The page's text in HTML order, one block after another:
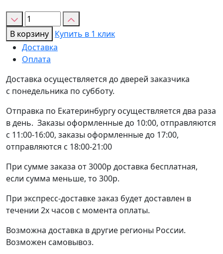
Количество
товара
Коробка
Белая
с
окном
19*11*5,5
В корзину Купить в 1 клик
Доставка
Оплата
Доставка осуществляется до дверей заказчика
с понедельника по субботу.
Отправка по Екатеринбургу осуществляется два раза
в день. Заказы оформленные до 10:00, отправляются
с 11:00-16:00, заказы оформленные до 17:00,
отправляются с 18:00-21:00
При сумме заказа от 3000р доставка бесплатная,
если сумма меньше, то 300р.
При экспресс-доставке заказ будет доставлен в
течении 2х часов с момента оплаты.
Возможна доставка в другие регионы России.
Возможен самовывоз.